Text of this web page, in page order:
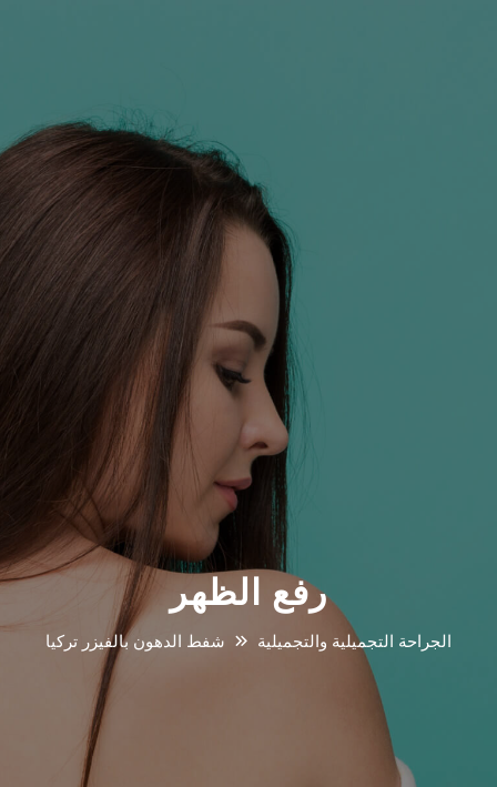
رفع الظهر
الجراحة التجميلية والتجميلية شفط الدهون بالفيزر تركيا